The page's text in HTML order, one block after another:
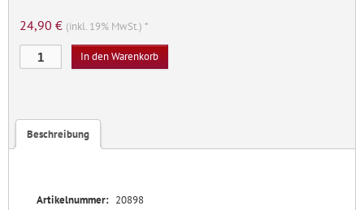
24,90 € (inkl. 19% MwSt.) *
Tage
-
Ein
In den Warenkorb
Beschreibung
Artikelnummer: 20898